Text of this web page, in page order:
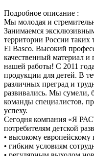
Подробное описание :
Мы молодая и
Занимаемся
территории России
El Basco. Высокий
качественный материал и
нашей работы! С 2011
продукции для детей. В
различных преград и
развивались. Мы сумели,
команды специалистов,
успеху.
Сегодня компания «Я
потребителям детской
• высокому европейскому
• гибким условиям